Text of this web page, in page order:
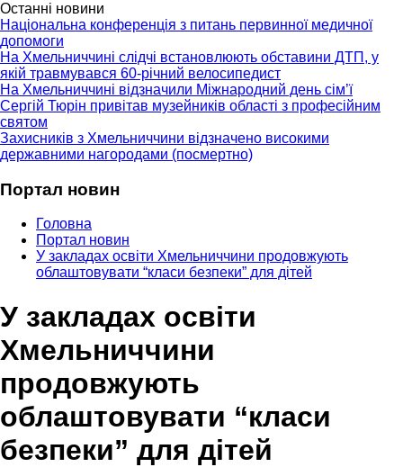
Останні новини
Національна конференція з питань первинної медичної
допомоги
На Хмельниччині слідчі встановлюють обставини ДТП, у
якій травмувався 60-річний велосипедист
На Хмельниччині відзначили Міжнародний день сім’ї
Сергій Тюрін привітав музейників області з професійним
святом
Захисників з Хмельниччини відзначено високими
державними нагородами (посмертно)
Портал новин
Головна
Портал новин
У закладах освіти Хмельниччини продовжують
облаштовувати “класи безпеки” для дітей
У закладах освіти
Хмельниччини
продовжують
облаштовувати “класи
безпеки” для дітей